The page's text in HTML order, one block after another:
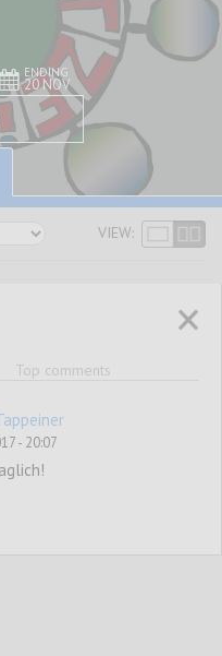
ENDING
20 NOV
VIEW:
Top comments
- 20:07